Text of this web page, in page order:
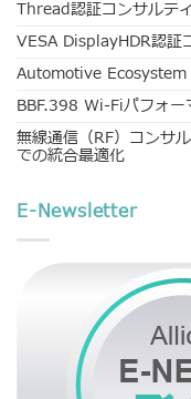
Thread認証コンサルテ
VESA DisplayHDR認証
Automotive
BBF.398 Wi-Fiパフォー
無線通信（RF）コンサ
での統合最適化
E-Newsletter